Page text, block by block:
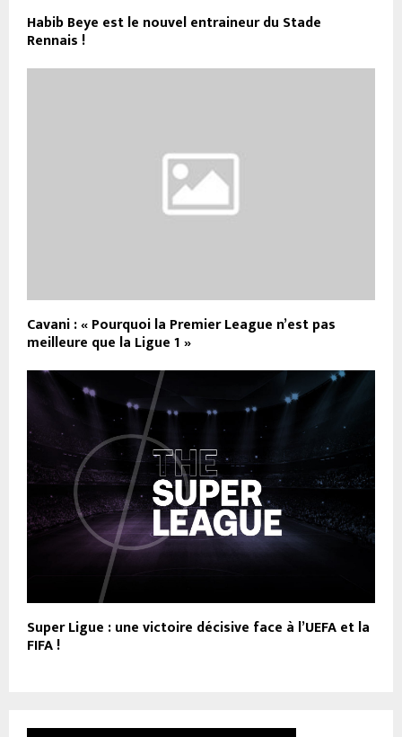
Habib Beye est le nouvel entraineur du Stade
Rennais !
Cavani : « Pourquoi la Premier League n’est pas
meilleure que la Ligue 1 »
Super Ligue : une victoire décisive face à l’UEFA et la
FIFA !